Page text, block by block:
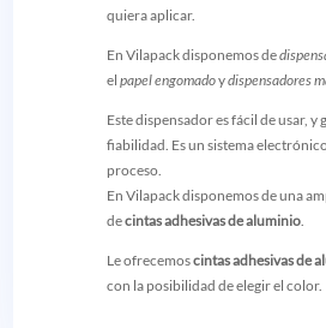
quiera aplicar.
En Vilapack disponemos de
el papel engomadoydispensadores
Este dispensador es fácil de usar, y
fiabilidad. Es un sistema
proceso.
En Vilapack disponemos de una
decintasadhesivas de aluminio.
Le ofrecemoscintas adhesivas de
con la posibilidad de elegir el color.